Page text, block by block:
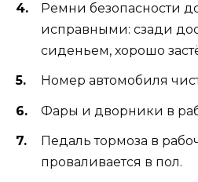
Ремни безопасности
исправными: сзади
сиденьем, хорошо
Номер автомобиля
Фары и дворники в
Педаль тормоза в
проваливается в пол.